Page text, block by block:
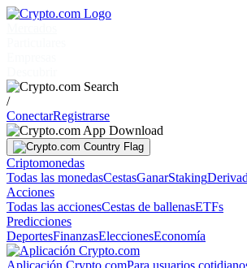
/
ConectarRegistrarse
Criptomonedas
Todas las monedasCestasGanarStaking
Acciones
Todas las accionesCestas de ballenasETFs
Predicciones
DeportesFinanzasEleccionesEconomía
Aplicación Crypto.comPara usuarios